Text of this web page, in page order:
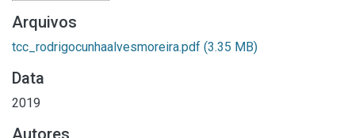
Arquivos
tcc_rodrigocunhaalvesmoreira.pdf (3.35 MB)
Data
2019
Autores